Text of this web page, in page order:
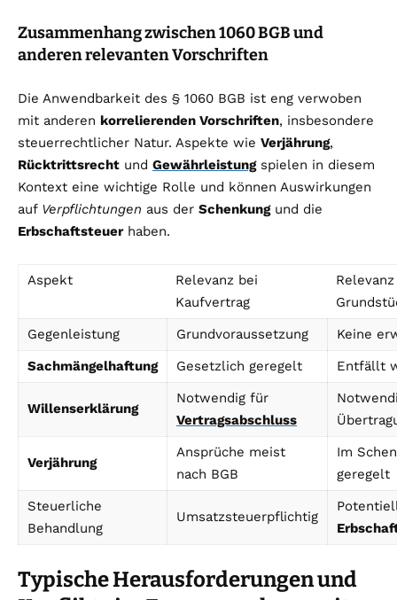
Zusammenhang zwischen 1060 BGB und
anderen relevanten Vorschriften
Die Anwendbarkeit des § 1060 BGB ist eng verwoben
mit anderen korrelierenden Vorschriften, insbesondere
steuerrechtlicher Natur. Aspekte wie Verjährung,
Rücktrittsrecht und Gewährleistungspielen in diesem
Kontext eine wichtige Rolle und können Auswirkungen
auf Verpflichtungen aus der Schenkungund die
Erbschaftsteuerhaben.
Aspekt
Relevanz bei
Kaufvertrag
Gegenleistung
Grundvoraussetzung
Keine
Sachmängelhaftung
Gesetzlich geregelt Entfällt
Willenserklärung
Notwendig für
Vertragsabschluss
Verjährung
Ansprüche meist
nach BGB
Im
geregelt
Steuerliche
Behandlung
Umsatzsteuerpflichtig
Typische Herausforderungen und